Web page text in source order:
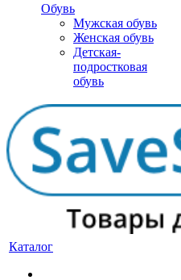
Обувь
Мужская обувь
Женская обувь
Детская-
подростковая
обувь
Каталог